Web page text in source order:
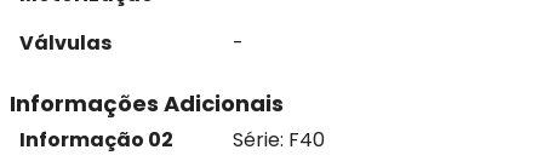
Válvulas
-
Informações Adicionais
Informação 02 Série: F40